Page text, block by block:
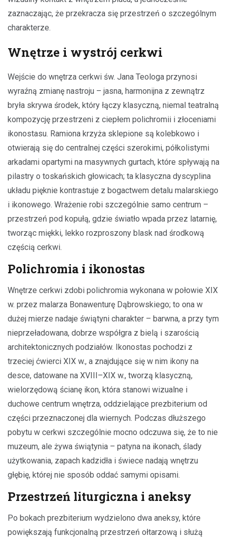
zaznaczając, że przekracza się przestrzeń o szczególnym
charakterze.
Wnętrze i wystrój cerkwi
Wejście do wnętrza cerkwi św. Jana Teologa przynosi
wyraźną zmianę nastroju – jasna, harmonijna z zewnątrz
bryła skrywa środek, który łączy klasyczną, niemal teatralną
kompozycję przestrzeni z ciepłem polichromii i złoceniami
ikonostasu. Ramiona krzyża sklepione są kolebkowo i
otwierają się do centralnej części szerokimi, półkolistymi
arkadami opartymi na masywnych gurtach, które spływają na
pilastry o toskańskich głowicach; ta klasyczna dyscyplina
układu pięknie kontrastuje z bogactwem detalu malarskiego
i ikonowego. Wrażenie robi szczególnie samo centrum –
przestrzeń pod kopułą, gdzie światło wpada przez latarnię,
tworząc miękki, lekko rozproszony blask nad środkową
częścią cerkwi.
Polichromia i ikonostas
Wnętrze cerkwi zdobi polichromia wykonana w połowie XIX
w. przez malarza Bonawenturę Dąbrowskiego; to ona w
dużej mierze nadaje świątyni charakter – barwna, a przy tym
nieprzeładowana, dobrze współgra z bielą i szarością
architektonicznych podziałów. Ikonostas pochodzi z
trzeciej ćwierci XIX w., a znajdujące się w nim ikony na
desce, datowane na XVIII–XIX w., tworzą klasyczną,
wielorzędową ścianę ikon, która stanowi wizualne i
duchowe centrum wnętrza, oddzielające prezbiterium od
części przeznaczonej dla wiernych. Podczas dłuższego
pobytu w cerkwi szczególnie mocno odczuwa się, że to nie
muzeum, ale żywa świątynia – patyna na ikonach, ślady
użytkowania, zapach kadzidła i świece nadają wnętrzu
głębię, której nie sposób oddać samymi opisami.
Przestrzeń liturgiczna i aneksy
Po bokach prezbiterium wydzielono dwa aneksy, które
powiększają funkcjonalną przestrzeń ołtarzową i służą